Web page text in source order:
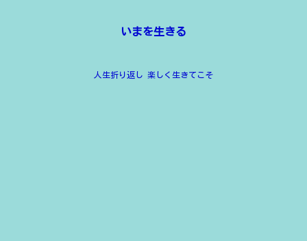
いまを生きる
人生折り返し 楽しく生きてこそ